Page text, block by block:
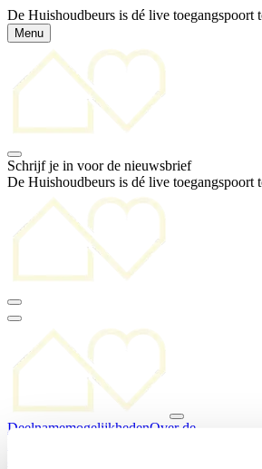
De Huishoudbeurs is dé live toegangspoort
Menu
Schrijf je in voor de nieuwsbrief
De Huishoudbeurs is dé live toegangspoort
DeelnamemogelijkhedenOver de